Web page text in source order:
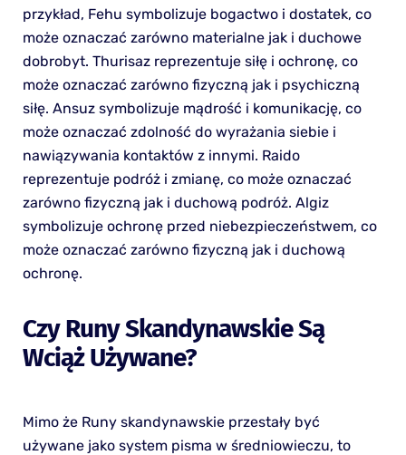
przykład, Fehu symbolizuje bogactwo i dostatek, co
może oznaczać zarówno materialne jak i duchowe
dobrobyt. Thurisaz reprezentuje siłę i ochronę, co
może oznaczać zarówno fizyczną jak i psychiczną
siłę. Ansuz symbolizuje mądrość i komunikację, co
może oznaczać zdolność do wyrażania siebie i
nawiązywania kontaktów z innymi. Raido
reprezentuje podróż i zmianę, co może oznaczać
zarówno fizyczną jak i duchową podróż. Algiz
symbolizuje ochronę przed niebezpieczeństwem, co
może oznaczać zarówno fizyczną jak i duchową
ochronę.
Czy Runy Skandynawskie Są
Wciąż Używane?
Mimo że Runy skandynawskie przestały być
używane jako system pisma w średniowieczu, to